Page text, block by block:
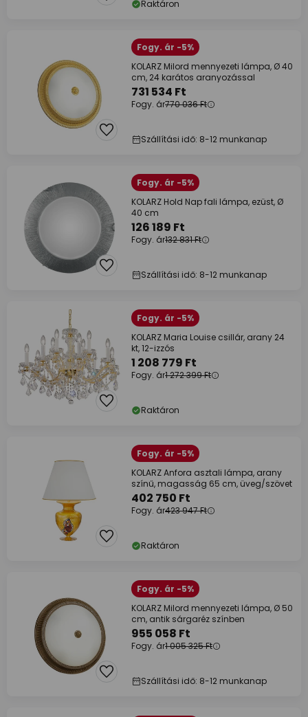
Raktáron
Fogy. ár -5%
KOLARZ Milord mennyezeti lámpa, Ø 40
cm, 24 karátos aranyozással
731 534 Ft
Fogy. ár770 036 Ft
Szállítási idő: 8-12 munkanap
Fogy. ár -5%
KOLARZ Hold Nap fali lámpa, ezüst, Ø
40 cm
126 189 Ft
Fogy. ár132 831 Ft
Szállítási idő: 8-12 munkanap
Fogy. ár -5%
KOLARZ Maria Louise csillár, arany 24
kt, 12-izzós
1 208 779 Ft
Fogy. ár1 272 399 Ft
Raktáron
Fogy. ár -5%
KOLARZ Anfora asztali lámpa, arany
színű, magasság 65 cm, üveg/szövet
402 750 Ft
Fogy. ár423 947 Ft
Raktáron
Fogy. ár -5%
KOLARZ Milord mennyezeti lámpa, Ø 50
cm, antik sárgaréz színben
955 058 Ft
Fogy. ár1 005 325 Ft
Szállítási idő: 8-12 munkanap